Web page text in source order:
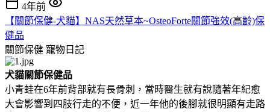
4年前
【關節保健-犬貓】NAS天然草本~OsteoForte關節強效(高齡)保
健品
關節保健 寵物日記
犬貓關節保健品
小青蛙在6年前背部就有長骨刺，當時醫生就有說隨著年紀愈
大會影響到四肢行走的不便，近一年他的後腳就很明顯有走路